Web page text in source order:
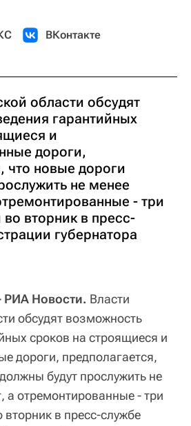
ВКонтакте
области обсудят
гарантийных
и
дороги,
что новые дороги
не менее
- три
вторник в пресс-
губернатора
Новости. Власти
обсудят возможность
сроков на строящиеся и
дороги, предполагается,
будут прослужить не
а отремонтированные - три
в пресс-службе